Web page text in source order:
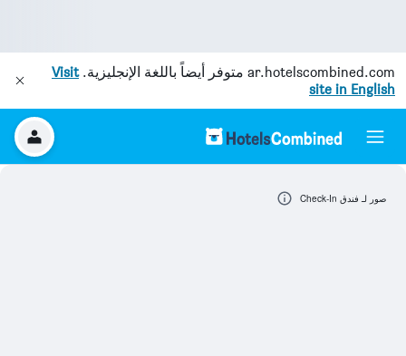
ar.hotelscombined.com متوفر أيضاً باللغة الإنجليزية.Visit
site in English
صور لـ فندق Check-In